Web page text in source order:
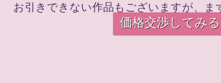
お引きできない作品もございますが、
価格交渉してみる